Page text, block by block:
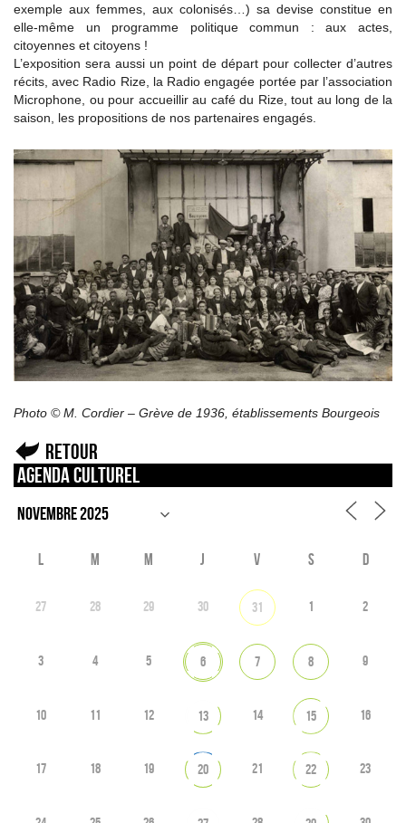
exemple aux femmes, aux colonisés…) sa devise constitue en
elle-même un programme politique commun : aux actes,
citoyennes et citoyens !
L’exposition sera aussi un point de départ pour collecter d’autres
récits, avec Radio Rize, la Radio engagée portée par l’association
Microphone, ou pour accueillir au café du Rize, tout au long de la
saison, les propositions de nos partenaires engagés.
Photo © M. Cordier – Grève de 1936, établissements Bourgeois
Retour
Agenda culturel
L M M J V S D
27 28 29 30 31 1 2
3 4 5 6 7 8 9
10 11 12 13 14 15 16
17 18 19 20 21 22 23